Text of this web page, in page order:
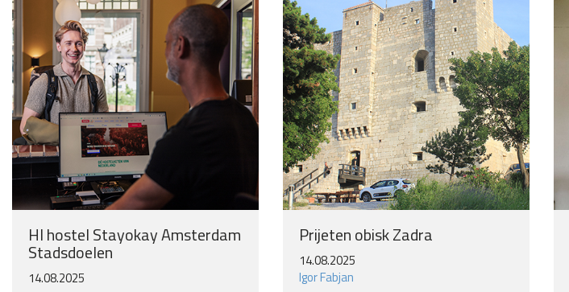
HI hostel Stayokay Amsterdam
Stadsdoelen
14.08.2025
Prijeten obisk Zadra
14.08.2025
Igor Fabjan